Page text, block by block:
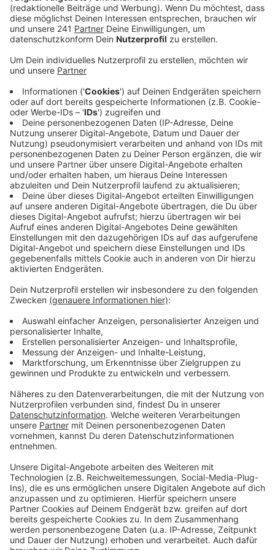
Anzeige
Trotz des schlechten Wetters war das der drittbeste
Markt in den letzten 20 Jahren. Bemerkenswert sei
vor allem, dass die rund 9.000 Besucher mehr Lust
hatten, Geld auszugeben. Die Händler haben größere
Umsätze gemacht, als im letzten Jahr und seien sehr
zufrieden. Der Nordische Weihnachtsmarkt im
Neulandpark soll auf jeden Fall im nächsten Jahr
wieder stattfinden.
Anzeige
Weitere Meldungen aus Leverkusen
Anzeige
Kältegang
Leverkusen-Köln: Entscheidung zur Fähre erneut
verschoben
Geschenke sammeln: Riesige Leverkusener
Spendenbereitschaft
Anzeige
Anzeige